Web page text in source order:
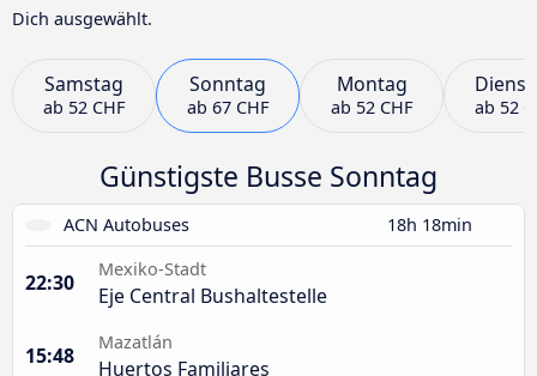
Dich ausgewählt.
Samstag
ab 52 CHF
Sonntag
ab 67 CHF
Montag
ab 52 CHF ab 52
Günstigste Busse Sonntag
ACN Autobuses 18h 18min
22:30
Mexiko-Stadt
Eje Central Bushaltestelle
15:48
Mazatlán
Huertos Familiares